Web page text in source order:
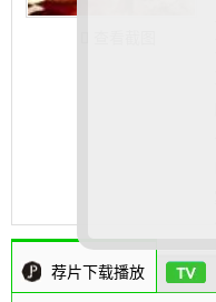
荐片下载播放